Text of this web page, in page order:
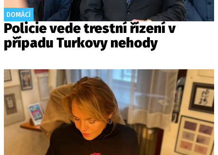
DOMÁCÍ
Policie vede trestní řízení v
případu Turkovy nehody